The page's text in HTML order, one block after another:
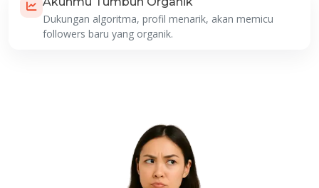
Dukungan algoritma, profil menarik, akan memicu
followers baru yang organik.